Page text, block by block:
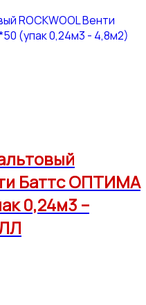
Баттс ОПТИМА
0,24м3 –